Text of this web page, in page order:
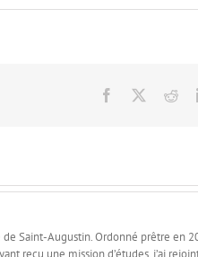
Facebook
Saint-Augustin. Ordonné prêtre en
reçu une mission d’études, j’ai